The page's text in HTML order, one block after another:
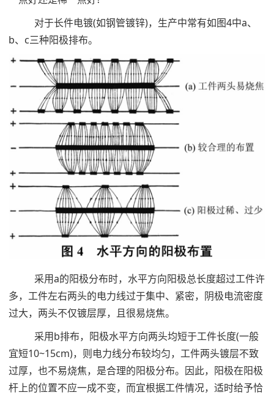
对于长件电镀(如钢管镀锌)，生产中常有如图4中a、
b、c三种阳极排布。
采用a的阳极分布时，水平方向阳极总长度超过工件许
多，工件左右两头的电力线过于集中、紧密，阴极电流密度
过大，两头不仅镀层厚，且很易烧焦。
采用b排布，阳极水平方向两头均短于工件长度(一般
宜短10~15cm)，则电力线分布较均匀，工件两头镀层不致
过厚，也不易烧焦，是合理的阳极分布。因此，阳极在阳极
杆上的位置不应一成不变，而宜根据工件情况，适时给予恰